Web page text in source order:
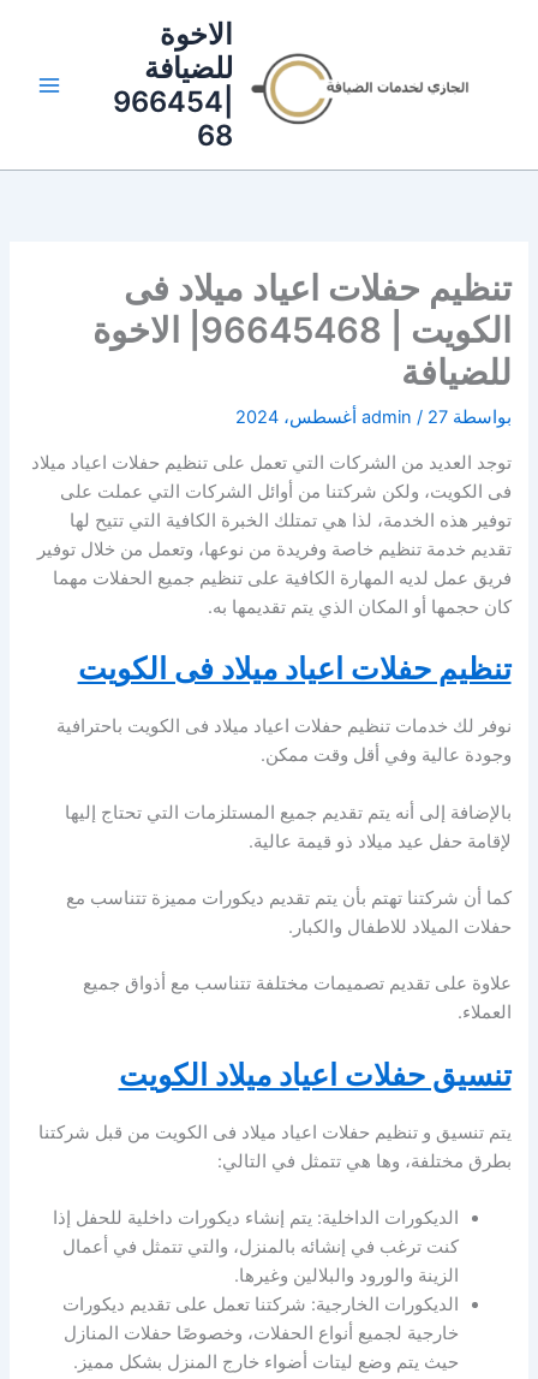
الاخوة
للضيافة
|966454
68
تنظيم حفلات اعياد ميلاد فى
الكويت | 96645468| الاخوة
للضيافة
بواسطة admin / 27 أغسطس، 2024
توجد العديد من الشركات التي تعمل على تنظيم حفلات اعياد ميلاد
فى الكويت، ولكن شركتنا من أوائل الشركات التي عملت على
توفير هذه الخدمة، لذا هي تمتلك الخبرة الكافية التي تتيح لها
تقديم خدمة تنظيم خاصة وفريدة من نوعها، وتعمل من خلال توفير
فريق عمل لديه المهارة الكافية على تنظيم جميع الحفلات مهما
كان حجمها أو المكان الذي يتم تقديمها به.
تنظيم حفلات اعياد ميلاد فى الكويت
نوفر لك خدمات تنظيم حفلات اعياد ميلاد فى الكويت باحترافية
وجودة عالية وفي أقل وقت ممكن.
بالإضافة إلى أنه يتم تقديم جميع المستلزمات التي تحتاج إليها
لإقامة حفل عيد ميلاد ذو قيمة عالية.
كما أن شركتنا تهتم بأن يتم تقديم ديكورات مميزة تتناسب مع
حفلات الميلاد للاطفال والكبار.
علاوة على تقديم تصميمات مختلفة تتناسب مع أذواق جميع
العملاء.
تنسيق حفلات اعياد ميلاد الكويت
يتم تنسيق و تنظيم حفلات اعياد ميلاد فى الكويت من قبل شركتنا
بطرق مختلفة، وها هي تتمثل في التالي:
الديكورات الداخلية: يتم إنشاء ديكورات داخلية للحفل إذا
كنت ترغب في إنشائه بالمنزل، والتي تتمثل في أعمال
الزينة والورود والبلالين وغيرها.
الديكورات الخارجية: شركتنا تعمل على تقديم ديكورات
خارجية لجميع أنواع الحفلات، وخصوصًا حفلات المنازل
حيث يتم وضع ليتات أضواء خارج المنزل بشكل مميز.